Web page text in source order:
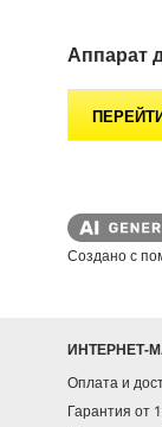
Аппарат
Создано с
ИНТЕРНЕТ-
Оплата и
Гарантия от